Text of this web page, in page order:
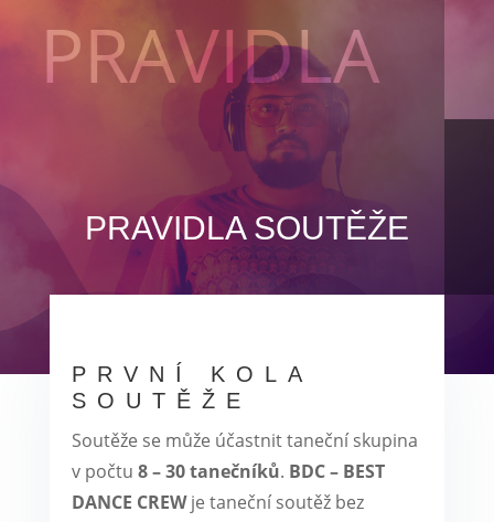
PRAVIDLA
PRAVIDLA SOUTĚŽE
PRVNÍ KOLA
SOUTĚŽE
Soutěže se může účastnit taneční skupina
v počtu 8 – 30 tanečníků. BDC – BEST
DANCE CREWje taneční soutěž bez